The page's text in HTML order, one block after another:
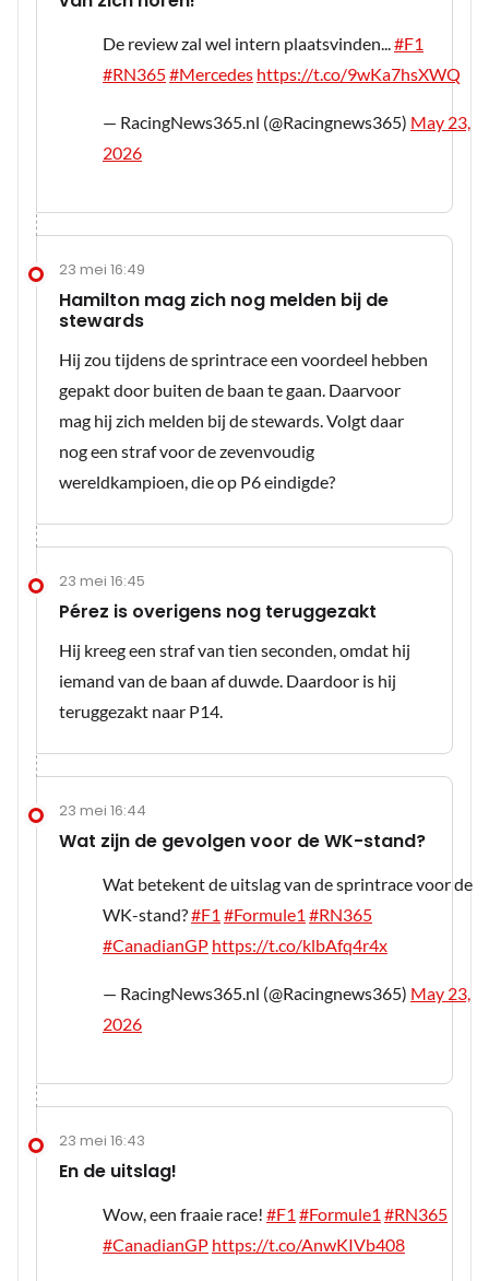
De review zal wel intern plaatsvinden...#F1
#RN365#Mercedes https://t.co/9wKa7hsXWQ
— RacingNews365.nl (@Racingnews365) May 23,
2026
23 mei 16:49
Hamilton mag zich nog melden bij de
stewards
Hij zou tijdens de sprintrace een voordeel hebben
gepakt door buiten de baan te gaan. Daarvoor
mag hij zich melden bij de stewards. Volgt daar
nog een straf voor de zevenvoudig
wereldkampioen, die op P6 eindigde?
23 mei 16:45
Pérez is overigens nog teruggezakt
Hij kreeg een straf van tien seconden, omdat hij
iemand van de baan af duwde. Daardoor is hij
teruggezakt naar P14.
23 mei 16:44
Wat zijn de gevolgen voor de WK-stand?
Wat betekent de uitslag van de sprintrace voor de
WK-stand?#F1 #Formule1 #RN365
#CanadianGP https://t.co/klbAfq4r4x
— RacingNews365.nl (@Racingnews365) May 23,
2026
23 mei 16:43
En de uitslag!
Wow, een fraaie race! #F1 #Formule1 #RN365
#CanadianGP https://t.co/AnwKIVb408